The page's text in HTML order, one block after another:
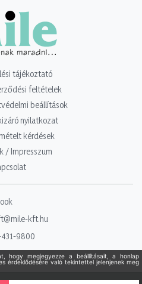
tájékoztató
feltételek
beállítások
nyilatkozat
kérdések
/ Impresszum
kft.hu
9800